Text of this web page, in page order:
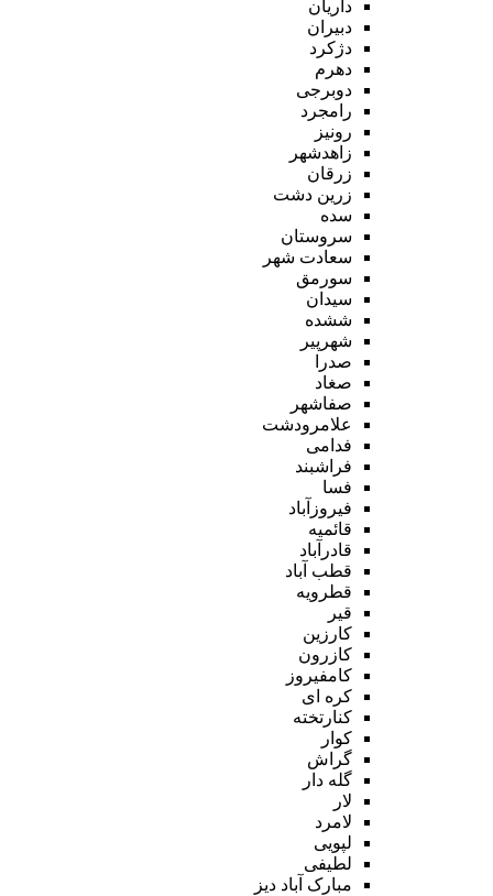
داریان
دبیران
دژکرد
دهرم
دوبرجی
رامجرد
رونیز
زاهدشهر
زرقان
زرین دشت
سده
سروستان
سعادت شهر
سورمق
سیدان
ششده
شهرپیر
صدرا
صغاد
صفاشهر
علامرودشت
فدامی
فراشبند
فسا
فیروزآباد
قائمیه
قادرآباد
قطب آباد
قطرویه
قیر
کارزین
کازرون
کامفیروز
کره ای
کنارتخته
کوار
گراش
گله دار
لار
لامرد
لپویی
لطیفی
مبارک آباد دیز